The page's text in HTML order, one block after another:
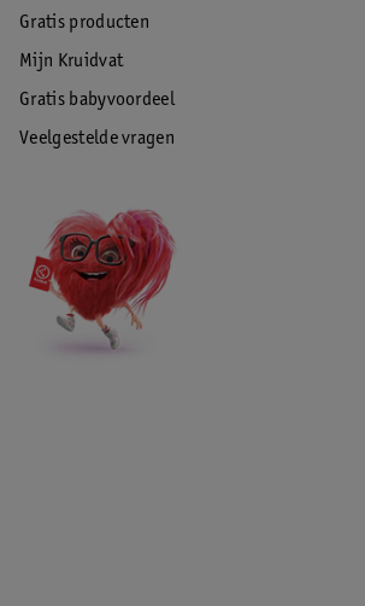
Gratis producten
Mijn Kruidvat
Gratis babyvoordeel
Veelgestelde vragen